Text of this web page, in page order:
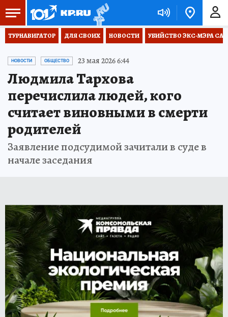
ТУРНАВИГАТОР ДЛЯ СВОИХ НОВОСТИ УБИЙСТВО ЭКС-МЭРА
НОВОСТИ ОБЩЕСТВО 23 мая 2026 6:44
Людмила Тархова
перечислила людей, кого
считает виновными в смерти
родителей
Заявление подсудимой зачитали в суде в
начале заседания